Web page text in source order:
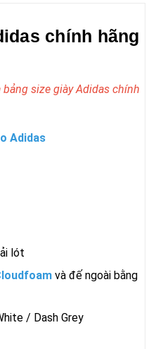
chính hãng
bảng size giày Adidas chính
Adidas
lót
và đế ngoài bằng
/ Dash Grey